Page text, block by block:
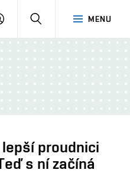
MENU
PŘIHLÁŠENÍ
proudnici
s ní začíná